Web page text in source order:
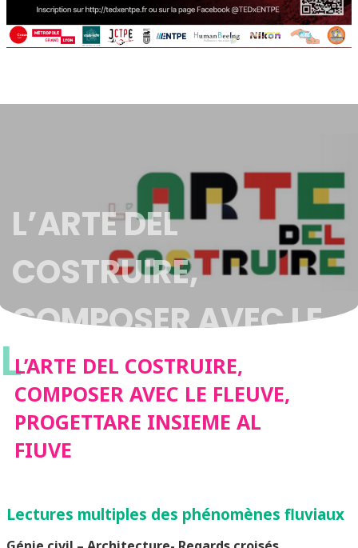
L’ARTE DEL
COSTRUIRE,
COMPOSER AVEC LE
FLEUVE, PROGETTARE
INSIEME AL FIUVE
LL’ARTE DEL COSTRUIRE,
COMPOSER AVEC LE FLEUVE,
PROGETTARE INSIEME AL
FIUVE
Lectures multiples des phénomènes fluviaux